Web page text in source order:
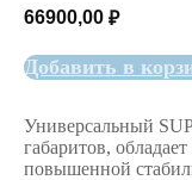
66900,00 ₽
Добавить в
Универсальный
габаритов,
повышенной